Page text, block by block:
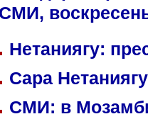
СМИ,
Нетаниягу:
Сара
СМИ: в